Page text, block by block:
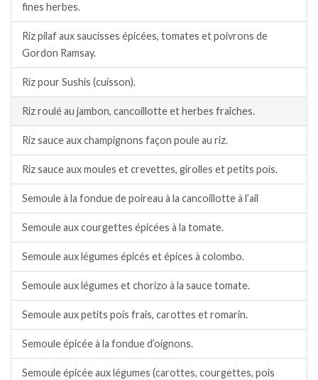
fines herbes.
Riz pilaf aux saucisses épicées, tomates et poivrons de
Gordon Ramsay.
Riz pour Sushis (cuisson).
Riz roulé au jambon, cancoillotte et herbes fraîches.
Riz sauce aux champignons façon poule au riz.
Riz sauce aux moules et crevettes, girolles et petits pois.
Semoule à la fondue de poireau à la cancoillotte à l’ail
Semoule aux courgettes épicées à la tomate.
Semoule aux légumes épicés et épices à colombo.
Semoule aux légumes et chorizo à la sauce tomate.
Semoule aux petits pois frais, carottes et romarin.
Semoule épicée à la fondue d’oignons.
Semoule épicée aux légumes (carottes, courgettes, pois